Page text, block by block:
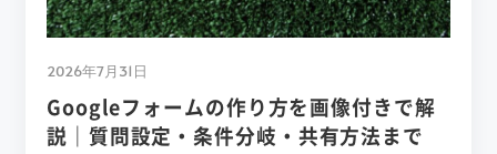
2026年7月31日
Googleフォームの作り方を画像付きで解
説｜質問設定・条件分岐・共有方法まで